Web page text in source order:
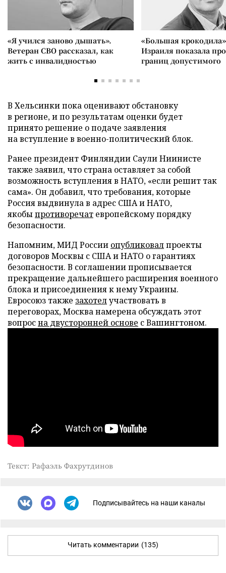
«Я учился заново дышать».
Ветеран СВО рассказал, как
жить с инвалидностью
«Большая
Израиля показала
границ допустимого
В Хельсинки пока оценивают обстановку
в регионе, и по результатам оценки будет
принято решение о подаче заявления
на вступление в военно-политический блок.
Ранее президент Финляндии Саули Ниинисте
также заявил, что страна оставляет за собой
возможность вступления в НАТО, «если решит так
сама». Он добавил, что требования, которые
Россия выдвинула в адрес США и НАТО,
якобыпротиворечат европейскому порядку
безопасности.
Напомним, МИД России опубликовалпроекты
договоров Москвы с США и НАТО о гарантиях
безопасности. В соглашении прописывается
прекращение дальнейшего расширения военного
блока и присоединения к нему Украины.
Евросоюз также захотелучаствовать в
переговорах, Москва намерена обсуждать этот
вопросна двусторонней основе с Вашингтоном.
Текст: Рафаэль Фахрутдинов
Подписывайтесь на наши каналы
Читать комментарии (135)